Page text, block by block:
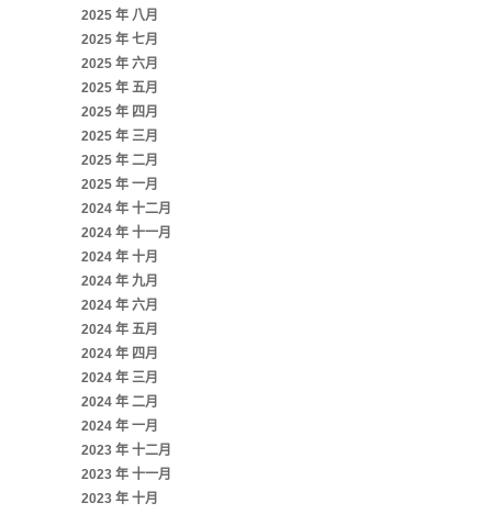
2025 年 八月
2025 年 七月
2025 年 六月
2025 年 五月
2025 年 四月
2025 年 三月
2025 年 二月
2025 年 一月
2024 年 十二月
2024 年 十一月
2024 年 十月
2024 年 九月
2024 年 六月
2024 年 五月
2024 年 四月
2024 年 三月
2024 年 二月
2024 年 一月
2023 年 十二月
2023 年 十一月
2023 年 十月